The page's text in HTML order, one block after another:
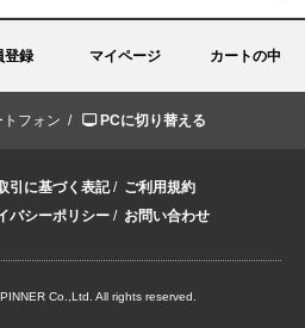
登録 マイページ カートの中
トフォン / PCに切り替える
引に基づく表記/ ご利用規約
バシーポリシー / お問い合わせ
Co.,Ltd. All rights reserved.